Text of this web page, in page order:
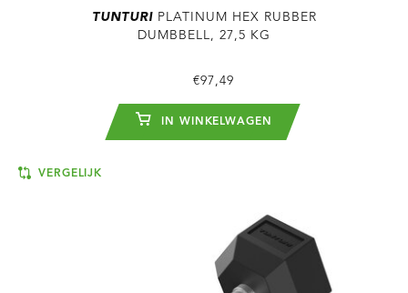
TUNTURIPLATINUM HEX RUBBER
DUMBBELL, 27,5 KG
€97,49
IN WINKELWAGEN
VERGELIJK